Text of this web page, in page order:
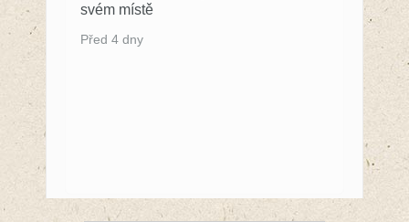
svém místě
Před 4 dny